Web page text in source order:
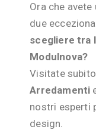
Ora che avete
due
scegliere tra
Modulnova?
Visitate
Arredamenti
nostri esperti
design.